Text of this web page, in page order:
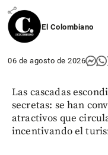
share
El Colombiano
06 de agosto de 2026
Las cascadas
secretas: se han
atractivos que
incentivando el